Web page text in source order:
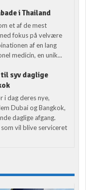
i Thailand
et af de mest
fokus på velvære
af en lang
medicin, en unik...
syv daglige
i dag deres nye,
Dubai og Bangkok,
daglige afgang.
vil blive serviceret